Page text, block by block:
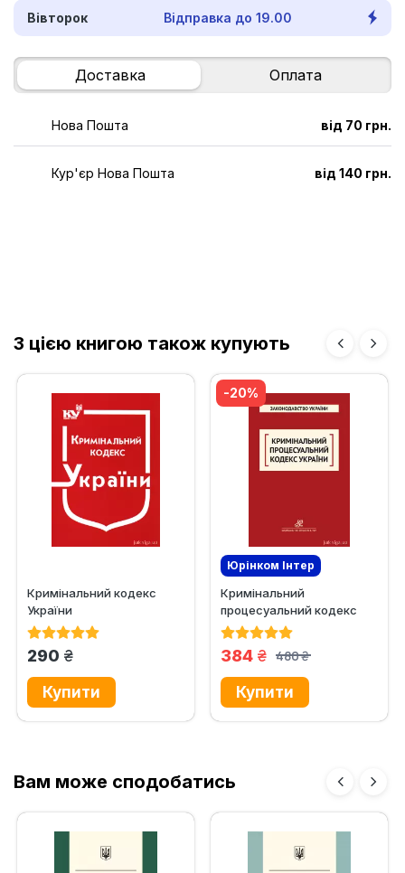
Вівторок Відправка до 19.00
Доставка Оплата
Нова Пошта від 70 грн.
Кур'єр Нова Пошта від 140 грн.
З цією книгою також купують
Кримінальний кодекс
України
290 грн.
Юрінком Iнтер
Кримінальний
процесуальний кодекс
України. Юрінком Інтер
-20%
480
грн.
384 грн.
Вам може сподобатись